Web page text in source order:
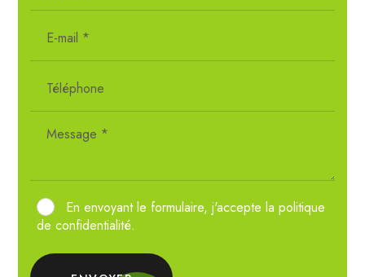
En envoyant le formulaire, j'accepte la politique
de confidentialité.